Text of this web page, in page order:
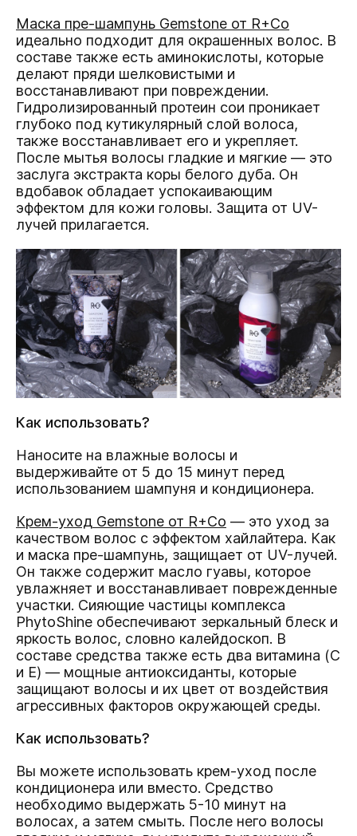
Маска пре-шампунь Gemstone от R+Co
идеально подходит для окрашенных волос. В
составе также есть аминокислоты, которые
делают пряди шелковистыми и
восстанавливают при повреждении.
Гидролизированный протеин сои проникает
глубоко под кутикулярный слой волоса,
также восстанавливает его и укрепляет.
После мытья волосы гладкие и мягкие — это
заслуга экстракта коры белого дуба. Он
вдобавок обладает успокаивающим
эффектом для кожи головы. Защита от UV-
лучей прилагается.
Как использовать?
Наносите на влажные волосы и
выдерживайте от 5 до 15 минут перед
использованием шампуня и кондиционера.
Крем-уход Gemstone от R+Co — это уход за
качеством волос с эффектом хайлайтера. Как
и маска пре-шампунь, защищает от UV-лучей.
Он также содержит масло гуавы, которое
увлажняет и восстанавливает поврежденные
участки. Сияющие частицы комплекса
PhytoShine обеспечивают зеркальный блеск и
яркость волос, словно калейдоскоп. В
составе средства также есть два витамина (C
и E) — мощные антиоксиданты, которые
защищают волосы и их цвет от воздействия
агрессивных факторов окружающей среды.
Как использовать?
Вы можете использовать крем-уход после
кондиционера или вместо. Средство
необходимо выдержать 5-10 минут на
волосах, а затем смыть. После него волосы